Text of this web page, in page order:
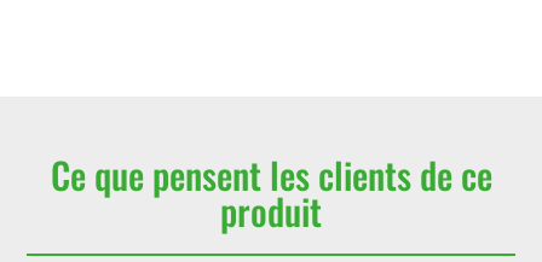
Ce que pensent les clients de ce
produit